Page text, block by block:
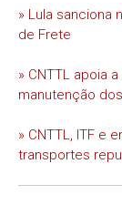
» Lula sanciona
de Frete
» CNTTL apoia
manutenção
» CNTTL, ITF e
transportes